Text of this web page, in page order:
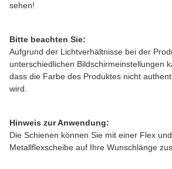
sehen!
Bitte beachten Sie:
Aufgrund der Lichtverhältnisse bei der
unterschiedlichen Bildschirmeinstellungen
dass die Farbe des Produktes nicht
wird.
Hinweis zur Anwendung:
Die Schienen können Sie mit einer Flex
Metallflexscheibe auf Ihre Wunschlänge